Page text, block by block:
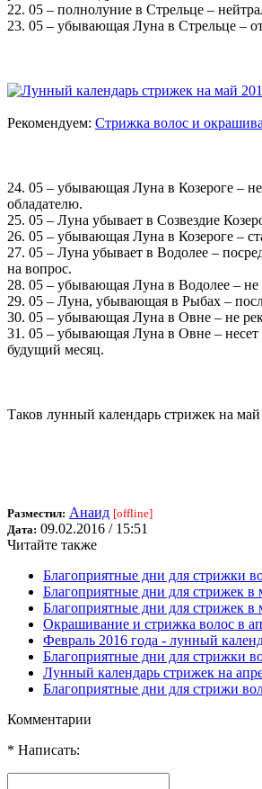
22. 05 – полнолуние в Стрельце –
23. 05 – убывающая Луна в Стрельце –
Рекомендуем: Стрижка волос и
24. 05 – убывающая Луна в Козероге –
обладателю.
25. 05 – Луна убывает в Созвездие
26. 05 – убывающая Луна в Козероге –
27. 05 – Луна убывает в Водолее –
на вопрос.
28. 05 – убывающая Луна в Водолее – не
29. 05 – Луна, убывающая в Рыбах –
30. 05 – убывающая Луна в Овне – не
31. 05 – убывающая Луна в Овне – несет
будущий месяц.
Таков лунный календарь стрижек на
Разместил: Анаид [offline]
Дата: 09.02.2016 / 15:51
Читайте также
Благоприятные дни для стрижки
Благоприятные дни для стрижек
Благоприятные дни для стрижек в
Окрашивание и стрижка волос в
Февраль 2016 года - лунный
Благоприятные дни для стрижки
Лунный календарь стрижек на
Благоприятные дни для стрижи
Комментарии
* Написать: